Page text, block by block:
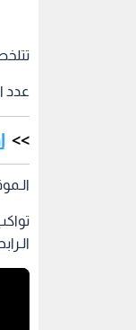
عدد المغادرين: